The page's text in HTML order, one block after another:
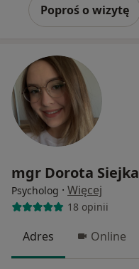
Poproś o wizytę
mgr Dorota Siejka
Psycholog · Więcej
18 opinii
Adres Online